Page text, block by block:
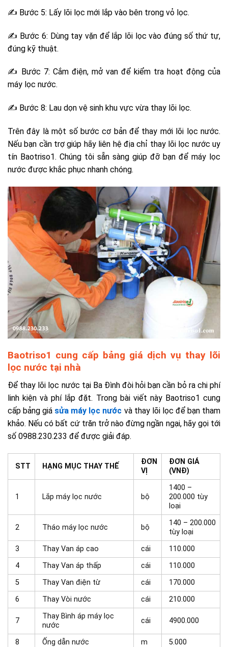
✍ Bước 5: Lấy lõi lọc mới lắp vào bên trong vỏ lọc.
✍ Bước 6: Dùng tay vặn để lắp lõi lọc vào đúng số thứ tự,
đúng kỹ thuật.
✍ Bước 7: Cắm điện, mở van để kiểm tra hoạt động của
máy lọc nước.
✍ Bước 8: Lau dọn vệ sinh khu vực vừa thay lõi lọc.
Trên đây là một số bước cơ bản để thay mới lõi lọc nước.
Nếu bạn cần trợ giúp hãy liên hệ địa chỉ thay lõi lọc nước uy
tín Baotriso1. Chúng tôi sẵn sàng giúp đỡ bạn để máy lọc
nước được khắc phục nhanh chóng.
Baotriso1 cung cấp bảng giá dịch vụ thay lõi
lọc nước tại nhà
Để thay lõi lọc nước tại Ba Đình đòi hỏi bạn cần bỏ ra chi phí
linh kiện và phí lắp đặt. Trong bài viết này Baotriso1 cung
cấp bảng giá sửa máy lọc nước và thay lõi lọc để bạn tham
khảo. Nếu có bất cứ trăn trở nào đừng ngần ngại, hãy gọi tới
số 0988.230.233 để được giải đáp.
STT HẠNG MỤC THAY THẾ
ĐƠN
VỊ
ĐƠN GIÁ
(VNĐ)
1 Lắp máy lọc nước bộ
1400 –
200.000 tùy
loại
2 Tháo máy lọc nước bộ
140 – 200.000
tùy loại
3
Thay Van áp cao cái
110.000
4
Thay Van áp thấp cái
110.000
5
Thay Van điện từ cái
170.000
6
Thay Vòi nước cái 210.000
7
Thay Bình áp máy lọc
nước
cái 4900.000
8 Ống dẫn nước m 5.000